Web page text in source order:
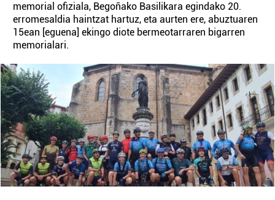
memorial ofiziala, Begoñako Basilikara egindako 20.
erromesaldia haintzat hartuz, eta aurten ere, abuztuaren
15ean [eguena] ekingo diote bermeotarraren bigarren
memorialari.